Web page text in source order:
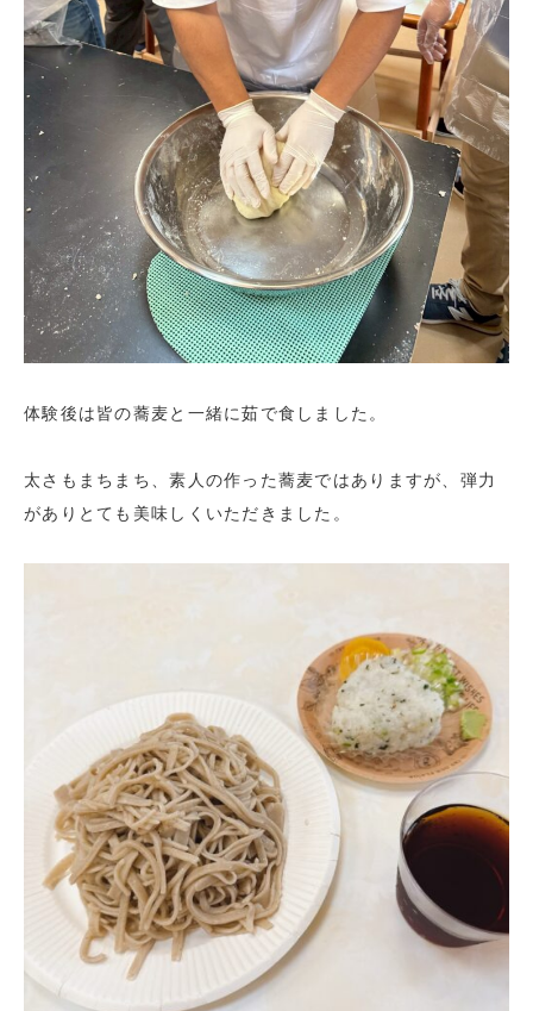
体験後は皆の蕎麦と一緒に茹で食しました。
太さもまちまち、素人の作った蕎麦ではありますが、弾力
がありとても美味しくいただきました。